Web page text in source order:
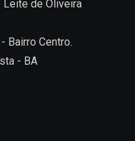
de Oliveira
Bairro Centro.
- BA